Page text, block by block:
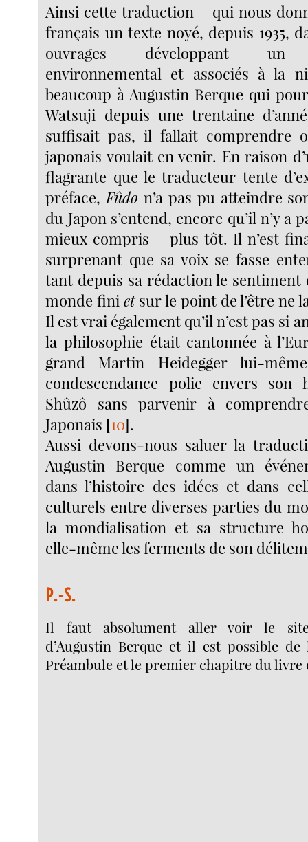
Ainsi cette traduction – qui nous
français un texte noyé, depuis 1935,
ouvrages développant un
environnemental et associés à la
beaucoup à Augustin Berque qui
Watsuji depuis une trentaine
suffisait pas, il fallait comprendre
japonais voulait en venir. En raison
flagrante que le traducteur tente
préface, Fûdo n’a pas pu atteindre
du Japon s’entend, encore qu’il n’y a
mieux compris – plus tôt. Il n’est
surprenant que sa voix se fasse
tant depuis sa rédaction le sentiment
monde fini etsur le point de l’être ne
Il est vrai également qu’il n’est pas si
la philosophie était cantonnée à
grand Martin Heidegger lui-
condescendance polie envers son
Shûzô sans parvenir à
Japonais [10].
Aussi devons-nous saluer la
Augustin Berque comme un
dans l’histoire des idées et dans
culturels entre diverses parties du
la mondialisation et sa structure
elle-même les ferments de son
P.-S.
Il faut absolument aller voir le
d’Augustin Berque et il est possible
Préambule et le premier chapitre du livre